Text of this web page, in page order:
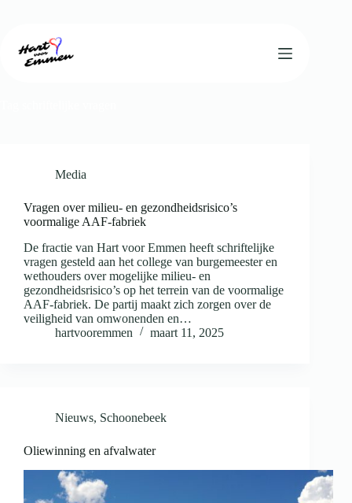
inhoud
Media
Vragen over milieu- en gezondheidsrisico’s
voormalige AAF-fabriek
De fractie van Hart voor Emmen heeft schriftelijke
vragen gesteld aan het college van burgemeester en
wethouders over mogelijke milieu- en
gezondheidsrisico’s op het terrein van de voormalige
AAF-fabriek. De partij maakt zich zorgen over de
veiligheid van omwonenden en…
hartvooremmen
maart 11, 2025
Nieuws, Schoonebeek
Oliewinning en afvalwater